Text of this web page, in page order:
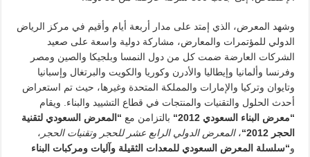
وشهد المعرض، الذي إمتد على مدار أربعة أيام وأقيم في مركز الرياض
الدولي للمؤتمرات والمعارض، مشاركة دولية واسعة على صعيد
الشركات العارضة ضمت كل من دول النمسا وبلجيكا والصين ومصر
وفرنسا وألمانيا وإيطاليا والأدرن وكوريا والكويت والبرتغال وإسبانيا
وتايوان وتركيا والإمارات والمملكة المتحدة وغيرها، حيث تم استعراض
أحدث الحلول والتقنيات والمنتجات في قطاع التشييد والبناء. ويقام
“معرض البناء السعودي2012
“ بالتزامن مع “المعرض السعودي لتقنية
الحجر2012
“،المعرض الدولي الرابع عشر للحجر وتقنيات الحجر ،
و“سلسلة المعرض السعودي للمعدات الثقيلة وآليات ومركبات البناء